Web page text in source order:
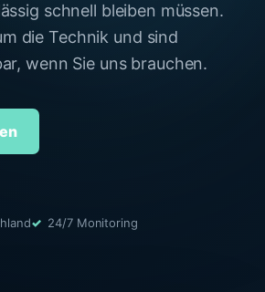
schnell bleiben müssen.
die Technik und sind
wenn Sie uns brauchen.
24/7 Monitoring